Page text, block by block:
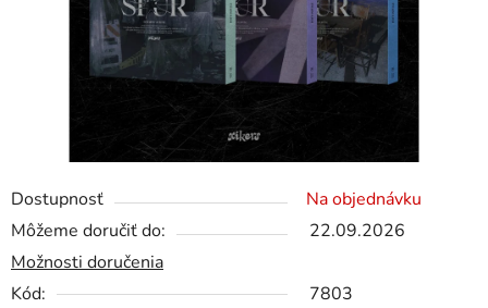
Dostupnosť
Na objednávku
Môžeme doručiť do:
22.09.2026
Možnosti doručenia
Kód:
7803